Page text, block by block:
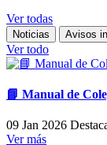
Ver todas
Noticias Avisos
Ver todo
📘 Manual de
09 Jan 2026
Ver más